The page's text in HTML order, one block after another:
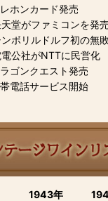
ホンカード発売
堂がファミコンを発売
ボリルドルフ初の無
公社がNTTに民営化
ゴンクエスト発売
電話サービス開始
1943年